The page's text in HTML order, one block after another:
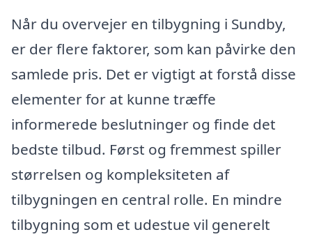
Når du overvejer en tilbygning i Sundby,
er der flere faktorer, som kan påvirke den
samlede pris. Det er vigtigt at forstå disse
elementer for at kunne træffe
informerede beslutninger og finde det
bedste tilbud. Først og fremmest spiller
størrelsen og kompleksiteten af
tilbygningen en central rolle. En mindre
tilbygning som et udestue vil generelt